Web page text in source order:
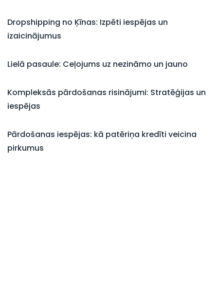
Dropshipping no Ķīnas: Izpēti iespējas un
izaicinājumus
Lielā pasaule: Ceļojums uz nezināmo un jauno
Kompleksās pārdošanas risinājumi: Stratēģijas un
iespējas
Pārdošanas iespējas: kā patēriņa kredīti veicina
pirkumus